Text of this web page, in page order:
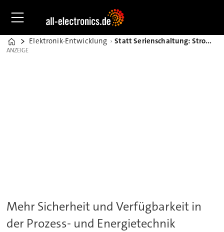
Home
Elektronik-Entwicklung Statt Serienschaltung: Stromversorgungen mit 110 bis 135 VDC
ANZEIGE
ANZEIGE
Mehr Sicherheit und Verfügbarkeit in
der Prozess- und Energietechnik